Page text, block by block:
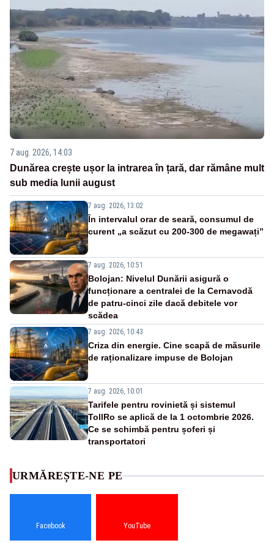
7 aug. 2026, 14:03
Dunărea crește ușor la intrarea în țară, dar rămâne mult
sub media lunii august
7 aug. 2026, 13:02
În intervalul orar de seară, consumul de
curent „a scăzut cu 200-300 de megawați”
7 aug. 2026, 10:51
Bolojan: Nivelul Dunării asigură o
funcționare a centralei de la Cernavodă
de patru-cinci zile dacă debitele vor
scădea
7 aug. 2026, 10:43
Criza din energie. Cine scapă de măsurile
de raționalizare impuse de Bolojan
7 aug. 2026, 10:01
Tarifele pentru rovinietă și sistemul
TollRo se aplică de la 1 octombrie 2026.
Ce se schimbă pentru șoferi și
transportatori
URMĂREȘTE-NE PE
Facebook YouTube